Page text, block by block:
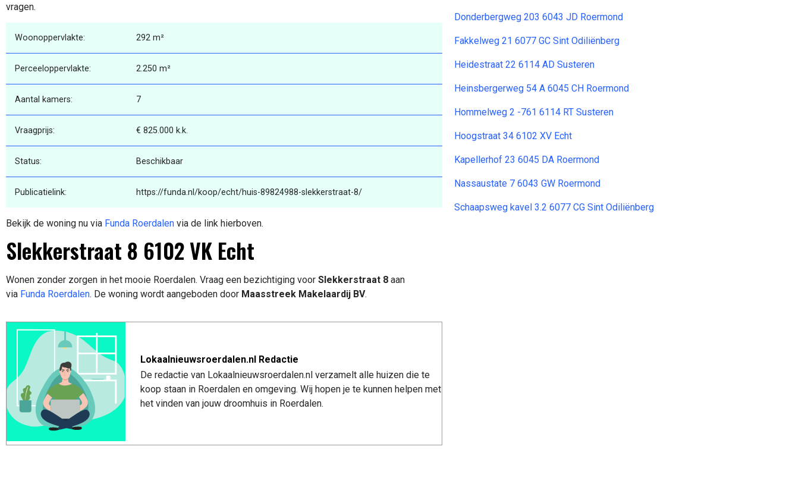
vragen.
Woonoppervlakte: 292 m²
Perceeloppervlakte: 2.250 m²
Aantal kamers: 7
Vraagprijs: € 825.000 k.k.
Status: Beschikbaar
Publicatielink: https://funda.nl/koop/echt/huis-89824988-slekkerstraat-8/
Bekijk de woning nu via Funda Roerdalen via de link hierboven.
Slekkerstraat 8 6102 VK Echt
Wonen zonder zorgen in het mooie Roerdalen. Vraag een bezichtiging voor Slekkerstraat 8 aan
via Funda Roerdalen. De woning wordt aangeboden door Maasstreek Makelaardij BV.
Lokaalnieuwsroerdalen.nl Redactie
De redactie van Lokaalnieuwsroerdalen.nl verzamelt alle huizen die te
koop staan in Roerdalen en omgeving. Wij hopen je te kunnen helpen met
het vinden van jouw droomhuis in Roerdalen.
Donderbergweg 203 6043 JD Roermond
Fakkelweg 21 6077 GC Sint Odiliënberg
Heidestraat 22 6114 AD Susteren
Heinsbergerweg 54 A 6045 CH Roermond
Hommelweg 2 -761 6114 RT Susteren
Hoogstraat 34 6102 XV Echt
Kapellerhof 23 6045 DA Roermond
Nassaustate 7 6043 GW Roermond
Schaapsweg kavel 3.2 6077 CG Sint Odiliënberg